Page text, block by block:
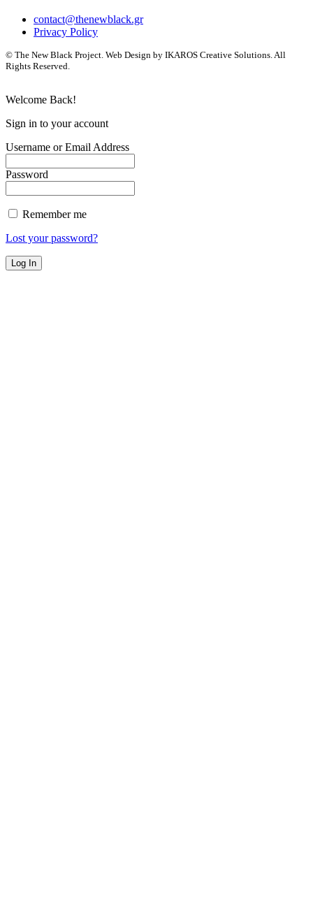
contact@thenewblack.gr
Privacy Policy
© The New Black Project. Web Design by IKAROS Creative Solutions. All
Rights Reserved.
Welcome Back!
Sign in to your account
Username or Email Address
Password
Remember me
Lost your password?